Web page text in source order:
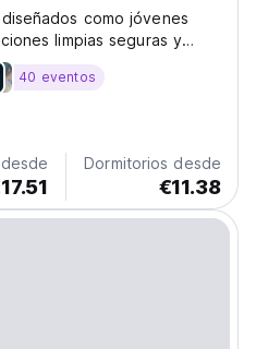
como jóvenes
limpias seguras y
y viajeros de todo el
40 eventos
Dormitorios desde
€11.38